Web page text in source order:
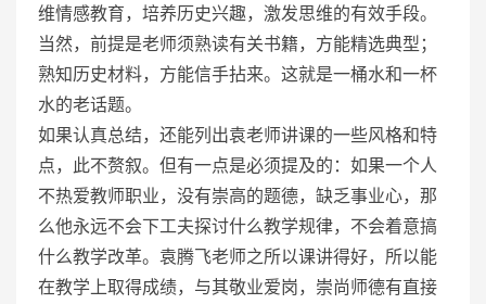
维情感教育，培养历史兴趣，激发思维的有效手段。
当然，前提是老师须熟读有关书籍，方能精选典型；
熟知历史材料，方能信手拈来。这就是一桶水和一杯
水的老话题。
如果认真总结，还能列出袁老师讲课的一些风格和特
点，此不赘叙。但有一点是必须提及的：如果一个人
不热爱教师职业，没有崇高的题德，缺乏事业心，那
么他永远不会下工夫探讨什么教学规律，不会着意搞
什么教学改革。袁腾飞老师之所以课讲得好，所以能
在教学上取得成绩，与其敬业爱岗，崇尚师德有直接